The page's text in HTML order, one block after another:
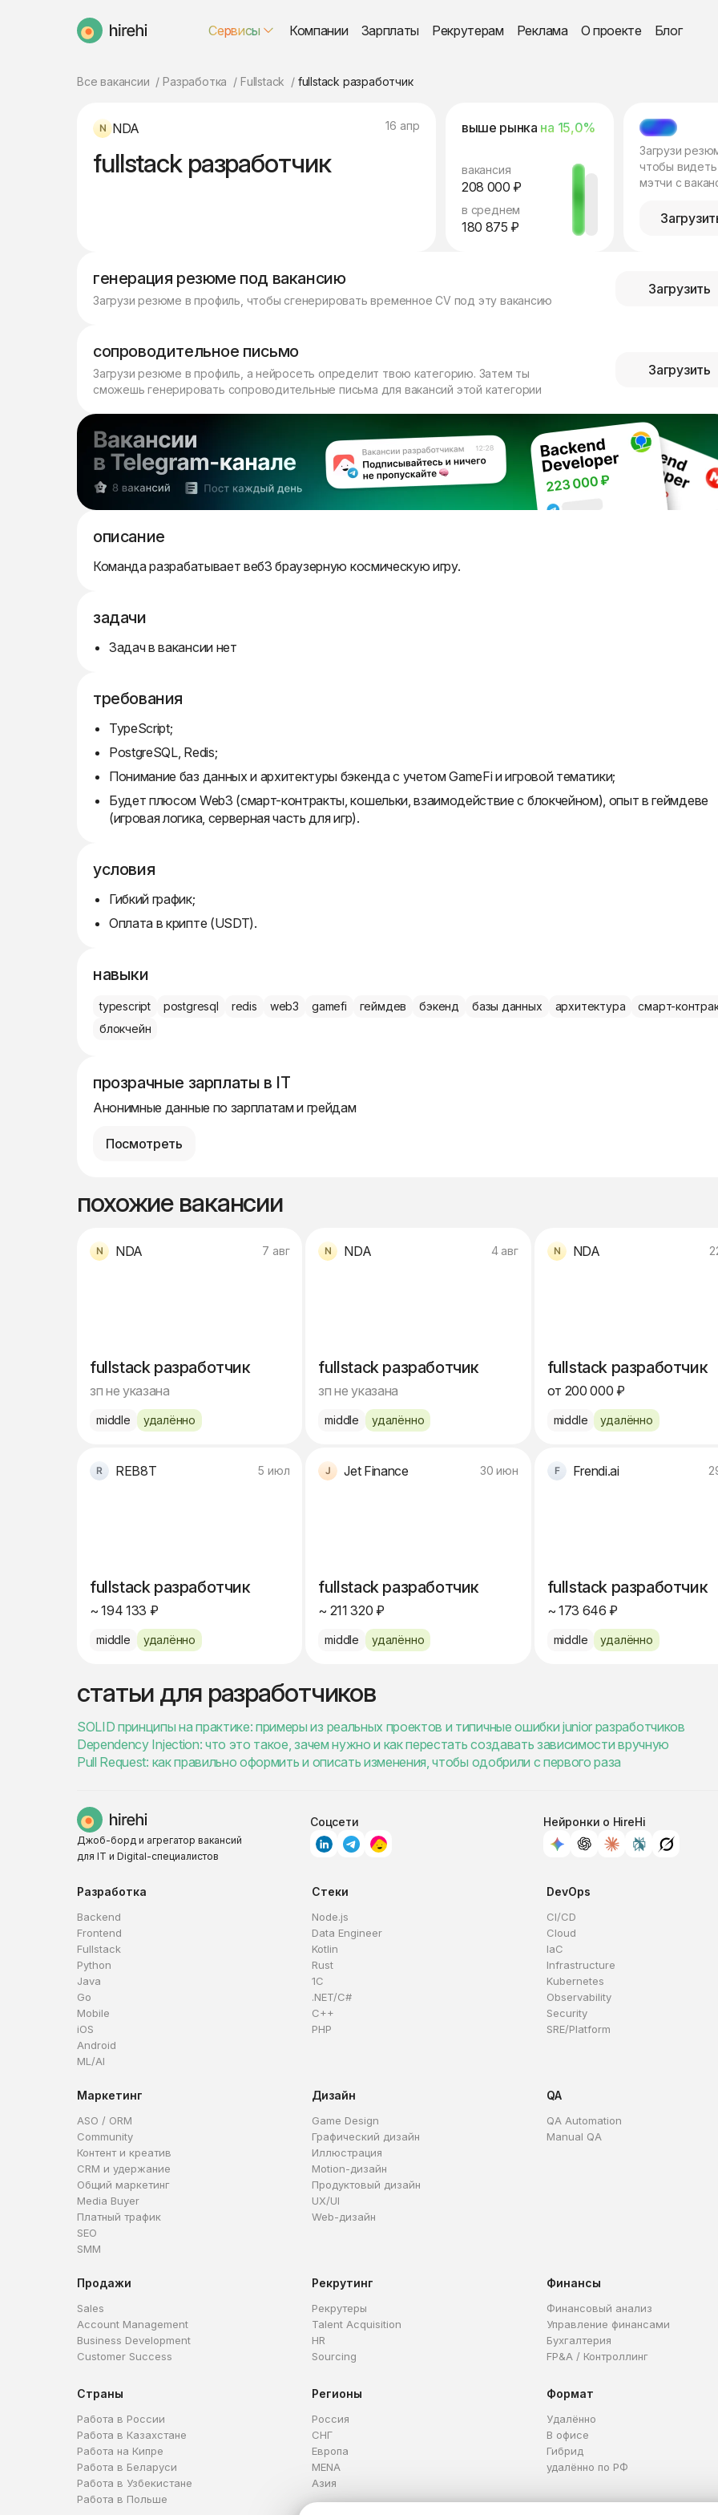
HireHi Сервисы Компании Зарплаты Рекрутерам Реклама О проекте Блог
Все вакансии Разработка Fullstack fullstack разработчик
NDA 16 апр
fullstack разработчик
выше рынка на 15,0%
вакансия
208 000 ₽
в среднем
180 875 ₽
МЭТЧ
Загрузи
чтобы видеть
мэтчи с
генерация резюме под вакансию
Загрузи резюме в профиль, чтобы сгенерировать временное CV под эту вакансию
Загрузить
сопроводительное письмо
Загрузи резюме в профиль, а нейросеть определит твою категорию. Затем ты
сможешь генерировать сопроводительные письма для вакансий этой категории
Загрузить
описание
Команда разрабатывает веб3 браузерную космическую игру.
задачи
Задач в вакансии нет
требования
TypeScript;
PostgreSQL, Redis;
Понимание баз данных и архитектуры бэкенда с учетом GameFi и игровой тематики;
Будет плюсом Web3 (смарт-контракты, кошельки, взаимодействие с блокчейном), опыт в геймдеве
(игровая логика, серверная часть для игр).
условия
Гибкий график;
Оплата в крипте (USDT).
навыки
typescript postgresql redis web3 gamefi геймдев бэкенд базы данных архитектура
смарт-
блокчейн
прозрачные зарплаты в IT
Анонимные данные по зарплатам и грейдам
Посмотреть
похожие вакансии
NDA 7 авг
fullstack разработчик
зп не указана
middle удалённо
NDA 4 авг
fullstack разработчик
зп не указана
middle удалённо
NDA
fullstack разработчик
от 200 000 ₽
middle удалённо
REB8T 5 июл
fullstack разработчик
~ 194 133 ₽
middle удалённо
Jet Finance 30 июн
fullstack разработчик
~ 211 320 ₽
middle удалённо
Frendi.ai
fullstack разработчик
~ 173 646 ₽
middle удалённо
статьи для разработчиков
SOLID принципы на практике: примеры из реальных проектов и типичные ошибки junior разработчиков
Dependency Injection: что это такое, зачем нужно и как перестать создавать зависимости вручную
Pull Request: как правильно оформить и описать изменения, чтобы одобрили с первого раза
Джоб-борд и агрегатор вакансий
для IT и Digital-специалистов
Соцсети Нейронки о HireHi
Разработка
Backend
Frontend
Fullstack
Python
Java
Go
Mobile
iOS
Android
ML/AI
Стеки
Node.js
Data Engineer
Kotlin
Rust
1C
.NET/C#
C++
PHP
DevOps
CI/CD
Cloud
IaC
Infrastructure
Kubernetes
Observability
Security
SRE/Platform
Маркетинг
ASO / ORM
Community
Контент и креатив
CRM и удержание
Общий маркетинг
Media Buyer
Платный трафик
SEO
SMM
Дизайн
Game Design
Графический дизайн
Иллюстрация
Motion-дизайн
Продуктовый дизайн
UX/UI
Web-дизайн
QA
QA Automation
Manual QA
Продажи
Sales
Account Management
Business Development
Customer Success
Рекрутинг
Рекрутеры
Talent Acquisition
HR
Sourcing
Финансы
Финансовый анализ
Управление финансами
Бухгалтерия
FP&A / Контроллинг
Страны
Работа в России
Работа в Казахстане
Работа на Кипре
Работа в Беларуси
Работа в Узбекистане
Работа в Польше
Регионы
Россия
СНГ
Европа
MENA
Азия
Формат
Удалённо
В офисе
Гибрид
удалённо по РФ